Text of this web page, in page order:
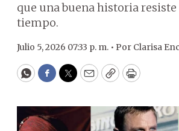
que una buena historia resiste
tiempo.
Julio 5, 2026 07:33 p. m. • Por Clarisa
WhatsApp
Facebook
Twitter
EmailCopyPrint